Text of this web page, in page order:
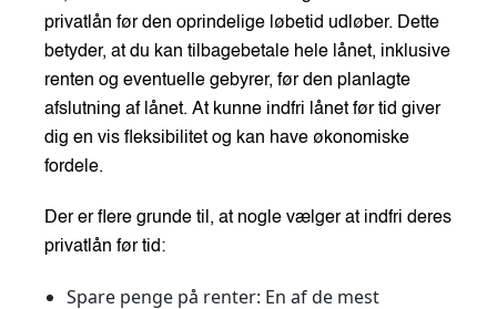
privatlån før den oprindelige løbetid udløber. Dette
betyder, at du kan tilbagebetale hele lånet, inklusive
renten og eventuelle gebyrer, før den planlagte
afslutning af lånet. At kunne indfri lånet før tid giver
dig en vis fleksibilitet og kan have økonomiske
fordele.
Der er flere grunde til, at nogle vælger at indfri deres
privatlån før tid:
Spare penge på renter: En af de mest